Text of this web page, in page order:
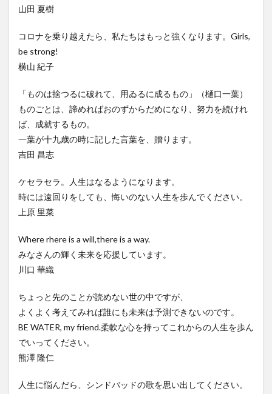
山田 夏樹
コロナを乗り越えたら、私たちはもっと強くなります。Girls,
be strong!
横山 紀子
「ものは捨つるに破れて、用ゐるに成るもの」（樋口一葉）
ものごとは、諦めればおのずからだめになり、努力を続けれ
ば、成就するもの。
一葉が十九歳の時に記した言葉を、贈ります。
吉田 昌志
ケセラセラ。人生はなるようになります。
時には遠回りをしても、悔いのない人生を歩んでください。
上原 里菜
Where rhere is a will,there is a way.
みなさんの輝く未来を応援しています。
川口 華織
ちょっと先のことが読めない世の中ですが、
よくよく考えてみれば誰にも未来は予測できないのです。
BE WATER, my friend.柔軟な心を持ってこれからの人生を歩ん
でいってください。
熊澤 隆仁
人生に悩んだら、シンドバッドの歌を思い出してください。